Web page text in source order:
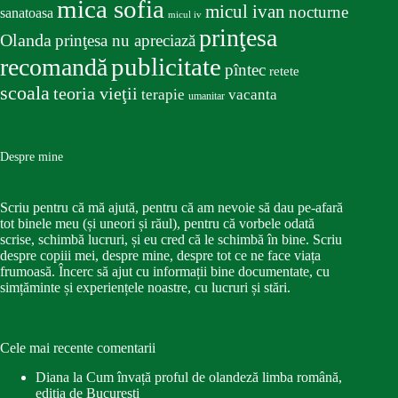
sanatoasa mica sofia micul iv micul ivan nocturne
Olandaprinţesa nu apreciazăprinţesa
recomandăpublicitate pîntec retete
scoalateoria vieţii terapie umanitar vacanta
Despre mine
Scriu pentru că mă ajută, pentru că am nevoie să dau pe-afară
tot binele meu (și uneori și răul), pentru că vorbele odată
scrise, schimbă lucruri, și eu cred că le schimbă în bine. Scriu
despre copiii mei, despre mine, despre tot ce ne face viața
frumoasă. Încerc să ajut cu informații bine documentate, cu
simțăminte și experiențele noastre, cu lucruri și stări.
Cele mai recente comentarii
Diana la Cum învață proful de olandeză limba română,
ediția de București